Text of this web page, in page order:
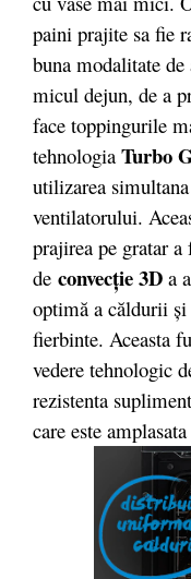
paini prajite sa fie
buna modalitate
micul dejun, de a
face toppingurile
tehnologia Turbo
utilizarea
ventilatorului.
prajirea pe gratar
de convecţie 3D a
optimă a căldurii
fierbinte. Aceasta
vedere tehnologic
rezistenta
care este